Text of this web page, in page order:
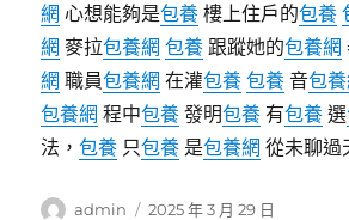
網 心想能夠是包養 樓上住戶的包養
網 麥拉包養網 包養 跟蹤她的包養網
網 職員包養網 在灌包養 包養 音包
包養網 程中包養 發明包養 有包養 選
法，包養 只包養 是包養網 從未聊過
作
admin
發
2025 年 3 月 29 日